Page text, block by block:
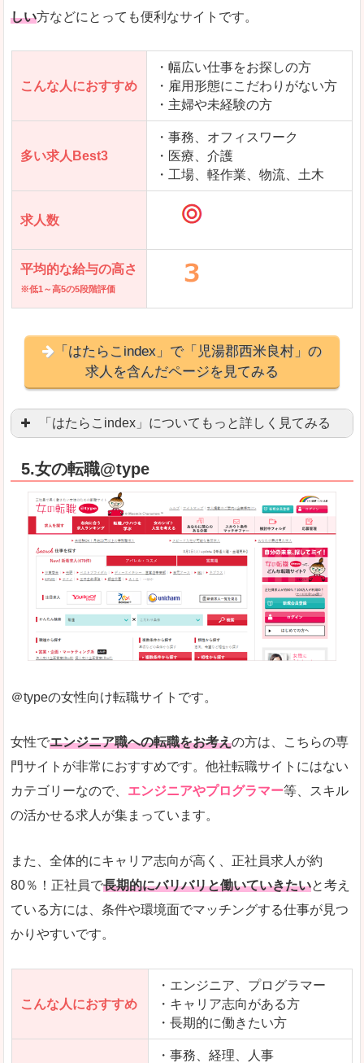
しい方などにとっても便利なサイトです。
こんな人におすすめ
・幅広い仕事をお探しの方
・雇用形態にこだわりがない方
・主婦や未経験の方
多い求人Best3
・事務、オフィスワーク
・医療、介護
・工場、軽作業、物流、土木
求人数
平均的な給与の高さ
※低1～高5の5段階評価
「はたらこindex」で「児湯郡西米良村」の
求人を含んだページを見てみる
「はたらこindex」についてもっと詳しく見てみる
良いところ
求人が毎時更新されます！（他社求人サイトは週
希望職種の平均時給が瞬時にわかります。アルバ
求人数が多すぎて、逆に絞り込みに悩んだり、迷
雇用形態にもよりますが、給与額に幅があります。
詳しい説明
希望する職種の平均時給がすぐにわかるので、給
また、他社転職サイトにはない日払いや週払いと
新着案件が続々とアップされるので、転職を急い
人気度
また、上戸彩さんのCMでおなじみなこともあり
使いやすさ
全体的にオレンジ色のトーンで、見ていても疲れ
「はたらこindex」で「児湯郡西米良村」の
求人を含んだページを見てみる
5.女の転職@type
＠typeの女性向け転職サイトです。
女性でエンジニア職への転職をお考えの方は、こちらの専
門サイトが非常におすすめです。他社転職サイトにはない
カテゴリーなので、 エンジニアやプログラマー等、スキル
の活かせる求人が集まっています。
また、全体的にキャリア志向が高く、正社員求人が約
80％！正社員で長期的にバリバリと働いていきたいと考え
ている方には、条件や環境面でマッチングする仕事が見つ
かりやすいです。
こんな人におすすめ
・エンジニア、プログラマー
・キャリア志向がある方
・長期的に働きたい方
・事務、経理、人事